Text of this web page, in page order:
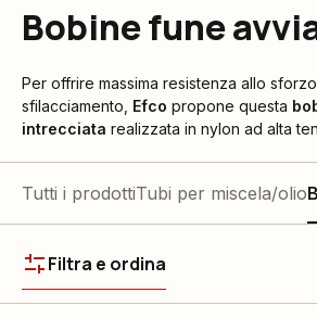
Bobine fune
Per offrire massima resistenza allo
sfilacciamento, Efco propone questa
intrecciata realizzata in nylon ad alta
Tutti i prodottiTubi per miscela/olio
Filtra e ordina